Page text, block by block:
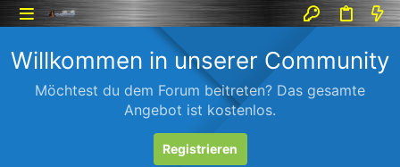
Willkommen in unserer Community
Möchtest du dem Forum beitreten? Das gesamte
Angebot ist kostenlos.
Registrieren